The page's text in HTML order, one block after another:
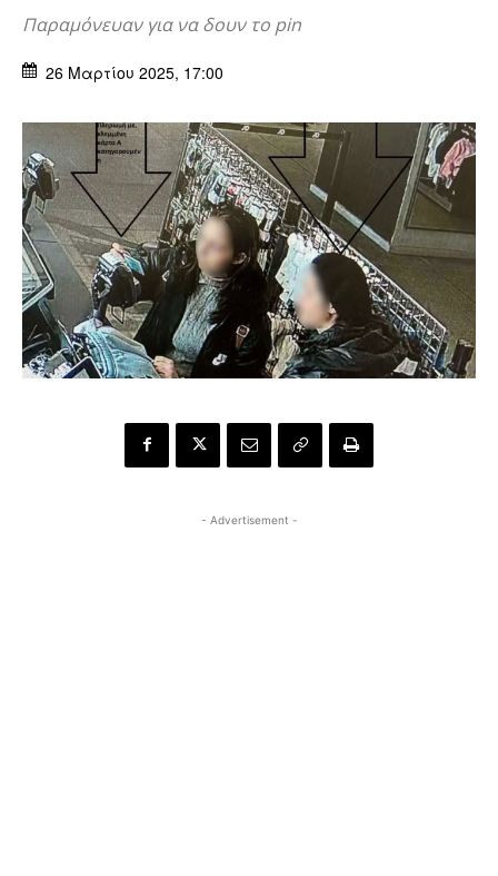
Παραμόνευαν για να δουν το pin
26 Μαρτίου 2025, 17:00
- Advertisement -